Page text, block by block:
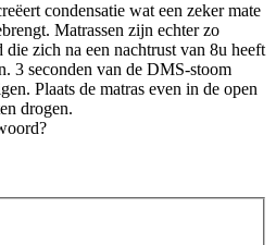
condensatie wat een zeker mate
Matrassen zijn echter zo
zich na een nachtrust van 8u heeft
3 seconden van de DMS-stoom
Plaats de matras even in de open
drogen.